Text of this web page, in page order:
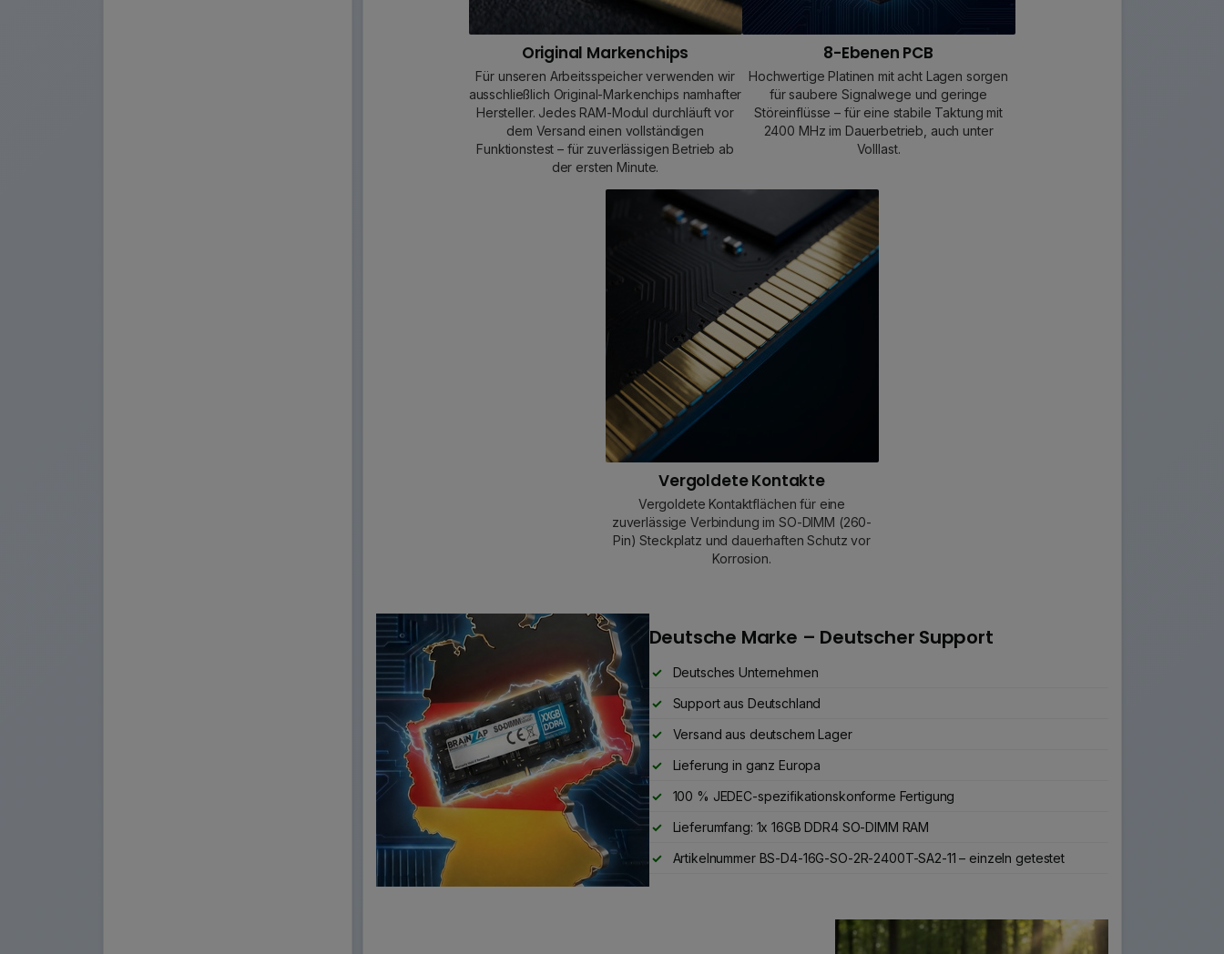
Original Markenchips
Für unseren Arbeitsspeicher verwenden wir
ausschließlich Original-Markenchips namhafter
Hersteller. Jedes RAM-Modul durchläuft vor
dem Versand einen vollständigen
Funktionstest – für zuverlässigen Betrieb ab
der ersten Minute.
8-Ebenen PCB
Hochwertige Platinen mit acht Lagen sorgen
für saubere Signalwege und geringe
Störeinflüsse – für eine stabile Taktung mit
2400 MHz im Dauerbetrieb, auch unter
Volllast.
Vergoldete Kontakte
Vergoldete Kontaktflächen für eine
zuverlässige Verbindung im SO-DIMM (260-
Pin) Steckplatz und dauerhaften Schutz vor
Korrosion.
Deutsche Marke – Deutscher Support
Deutsches Unternehmen
Support aus Deutschland
Versand aus deutschem Lager
Lieferung in ganz Europa
100 % JEDEC-spezifikationskonforme Fertigung
Lieferumfang: 1x 16GB DDR4 SO-DIMM RAM
Artikelnummer BS-D4-16G-SO-2R-2400T-SA2-11 – einzeln getestet